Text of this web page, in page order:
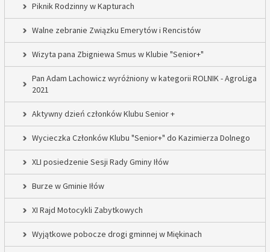
Piknik Rodzinny w Kapturach
Walne zebranie Związku Emerytów i Rencistów
Wizyta pana Zbigniewa Smus w Klubie "Senior+"
Pan Adam Lachowicz wyróżniony w kategorii ROLNIK - AgroLiga
2021
Aktywny dzień członków Klubu Senior +
Wycieczka Członków Klubu "Senior+" do Kazimierza Dolnego
XLI posiedzenie Sesji Rady Gminy Iłów
Burze w Gminie Iłów
XI Rajd Motocykli Zabytkowych
Wyjątkowe pobocze drogi gminnej w Miękinach